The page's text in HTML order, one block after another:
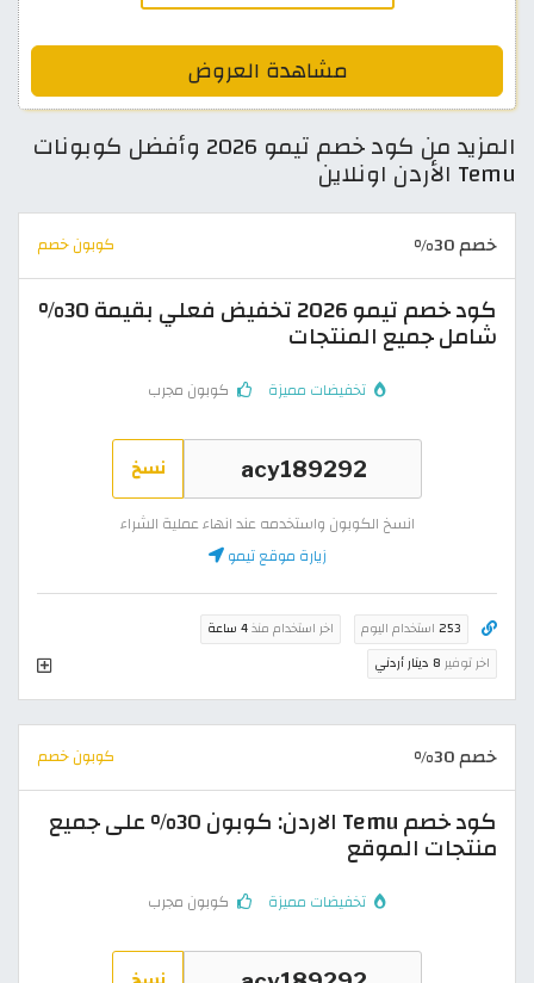
مشاهدة العروض
المزيد من كود خصم تيمو 2026 وأفضل كوبونات
Temu الأردن اونلاين
خصم 30% كوبون خصم
كود خصم تيمو 2026 تخفيض فعلي بقيمة 30%
شامل جميع المنتجات
تخفيضات مميزة كوبون مجرب
نسخ
انسخ الكوبون واستخدمه عند انهاء عملية الشراء
زيارة موقع تيمو
253 استخدام اليوم اخر استخدام منذ4 ساعة
اخر توفير 8 دينار أردني
خصم 30% كوبون خصم
كود خصم Temu الاردن: كوبون 30% على جميع
منتجات الموقع
تخفيضات مميزة كوبون مجرب